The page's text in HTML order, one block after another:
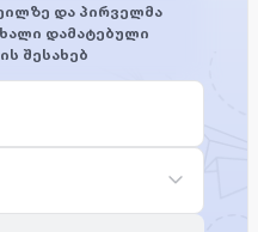
და პირველმა
დამატებული
შესახებ